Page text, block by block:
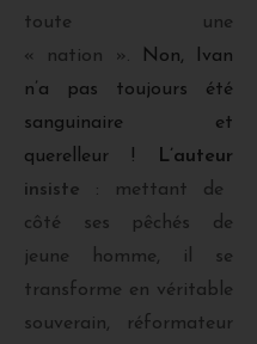
toute une
« nation ».
Non, Ivan
n’a pas toujours été
sanguinaire et
querelleur !
L’auteur
insiste : mettant de
côté ses pêchés de
jeune homme, il se
transforme en véritable
souverain, réformateur